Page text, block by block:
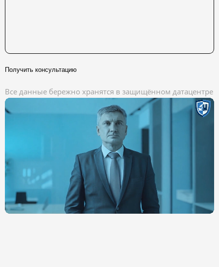
Получить консультацию
Все данные бережно хранятся в защищённом датацентре